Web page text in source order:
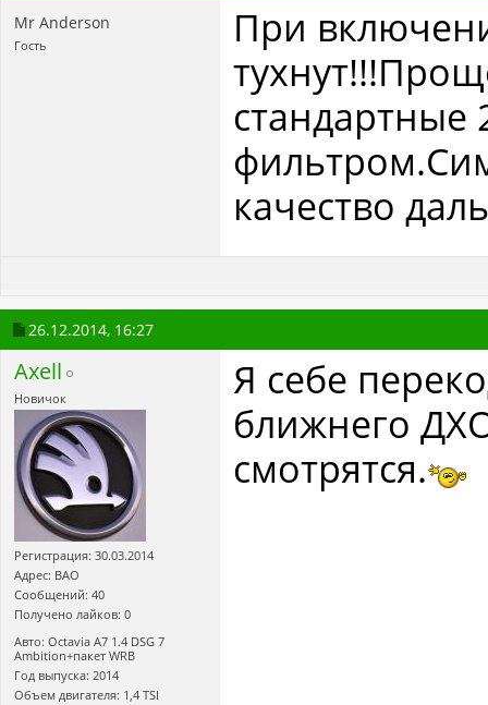
Mr Anderson
Гость
При
стандартные
качество
26.12.2014, 16:27
Axell
Новичок
Регистрация: 30.03.2014
Адрес: ВАО
Сообщений: 40
Получено лайков: 0
Авто: Оctavia A7 1.4 DSG 7
Ambition+пакет WRB
Год выпуска: 2014
Объем двигателя: 1,4 TSI
Я себе
ближнего
смотрятся.